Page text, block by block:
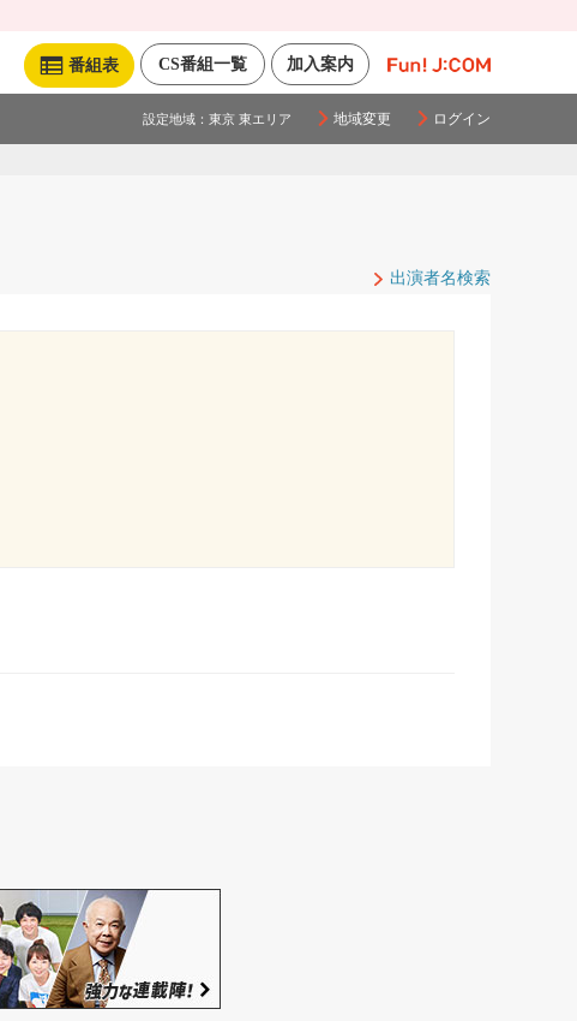
加入案内
CS番組一覧
番組表
設定地域： 東京 東エリア 地域変更 ログイン
出演者名検索